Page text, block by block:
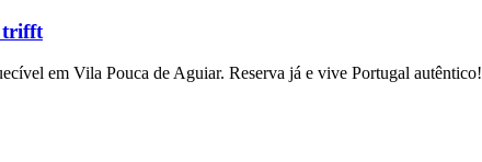
trifft
em Vila Pouca de Aguiar. Reserva já e vive Portugal autêntico!